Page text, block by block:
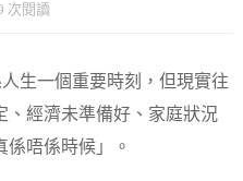
次閱讀
生一個重要時刻，但現實往
、經濟未準備好、家庭狀況
唔係時候」。